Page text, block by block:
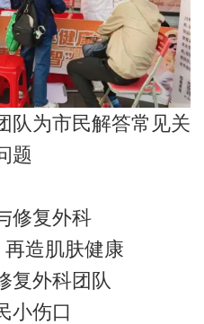
队为市民解答常见关
题
修复外科
造肌肤健康
复外科团队
小伤口